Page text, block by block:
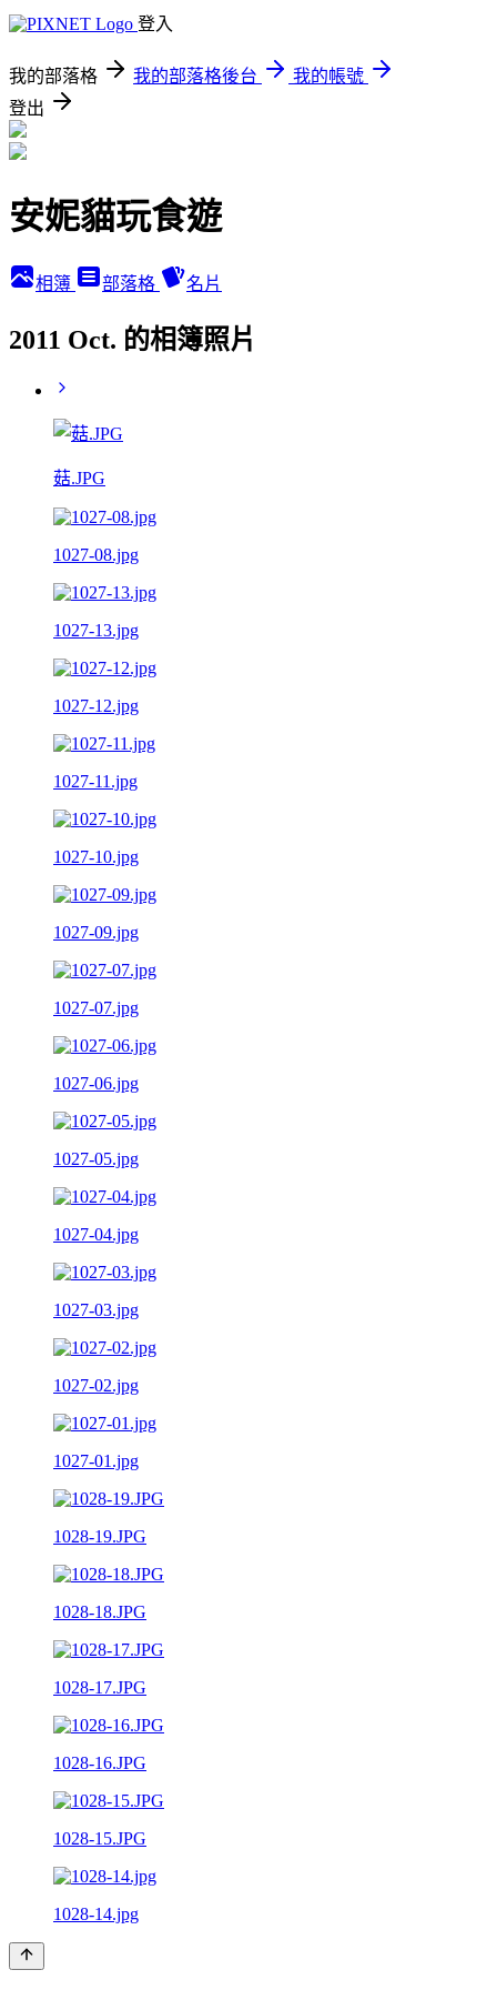
登入
我的部落格 我的部落格後台
我的帳號
登出
安妮貓玩食遊
相簿 部落格 名片
2011 Oct. 的相簿照片
菇.JPG
1027-08.jpg
1027-13.jpg
1027-12.jpg
1027-11.jpg
1027-10.jpg
1027-09.jpg
1027-07.jpg
1027-06.jpg
1027-05.jpg
1027-04.jpg
1027-03.jpg
1027-02.jpg
1027-01.jpg
1028-19.JPG
1028-18.JPG
1028-17.JPG
1028-16.JPG
1028-15.JPG
1028-14.jpg